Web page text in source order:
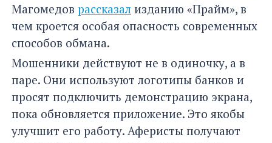
Магомедов рассказал изданию «Прайм», в
чем кроется особая опасность современных
способов обмана.
Мошенники действуют не в одиночку, а в
паре. Они используют логотипы банков и
просят подключить демонстрацию экрана,
пока обновляется приложение. Это якобы
улучшит его работу. Аферисты получают